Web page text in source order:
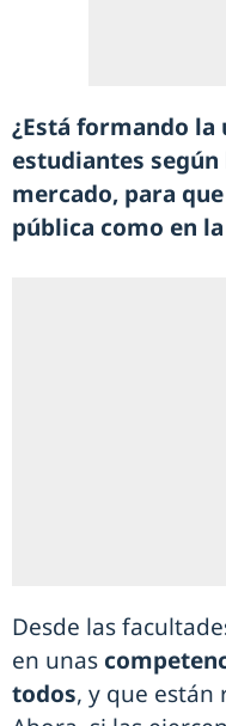
¿Está formando
estudiantes
mercado, para
pública como en
Desde las
en unas
todos, y que están